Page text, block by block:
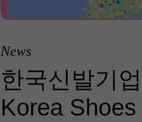
News
한국신발기
Korea Shoes